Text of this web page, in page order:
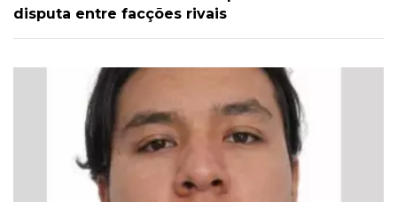
disputa entre facções rivais